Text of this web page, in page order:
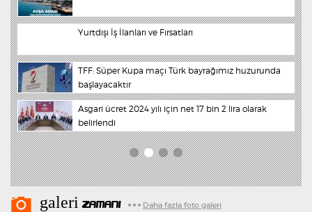
Yurtdışı İş İlanları ve Fırsatları
TFF: Süper Kupa maçı Türk bayrağımız huzurunda
başlayacaktır
Asgari ücret 2024 yılı için net 17 bin 2 lira olarak
belirlendi
İbrahim Tatlıses Uyanır Uyanmaz Bakın Ne Yaptı?
Nihat Doğan aniden çark etti!
"Filistin devleti diye bir şey olmayacak"
galeri ZAMANI Daha fazla foto galeri